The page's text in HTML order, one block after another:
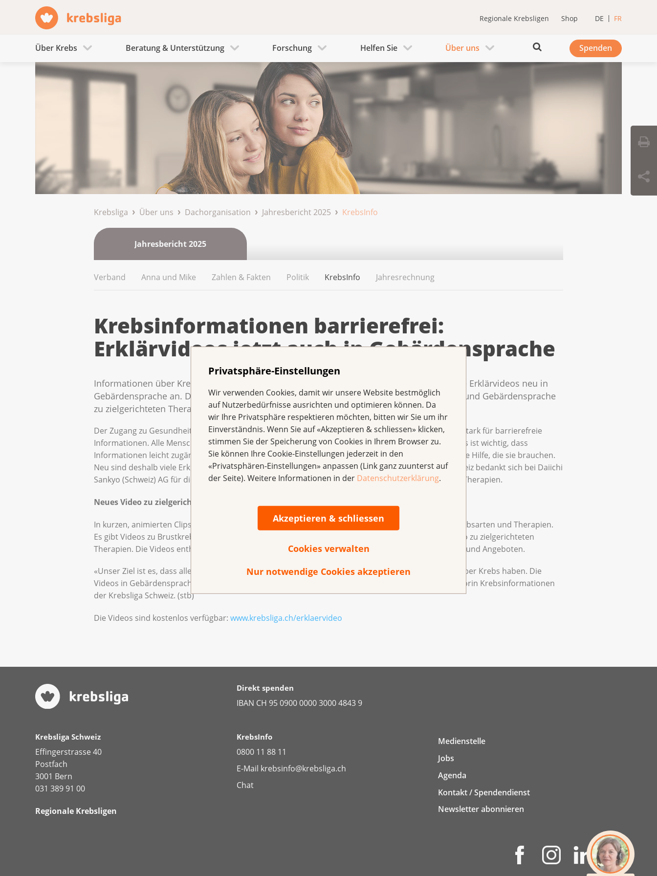
Privatsphäre-Einstellungen
Wir verwenden Cookies, damit wir unsere Website bestmöglich
auf Nutzerbedürfnisse ausrichten und optimieren können. Da
wir Ihre Privatsphäre respektieren möchten, bitten wir Sie um ihr
Einverständnis. Wenn Sie auf «Akzeptieren & schliessen» klicken,
stimmen Sie der Speicherung von Cookies in Ihrem Browser zu.
Sie können Ihre Cookie-Einstellungen jederzeit in den
«Privatsphären-Einstellungen» anpassen (Link ganz zuunterst auf
der Seite). Weitere Informationen in der Datenschutzerklärung.
Akzeptieren & schliessen
Cookies verwalten
Nur notwendige Cookies akzeptieren
Regionale Krebsligen Shop DE FR
Über Krebs Beratung & Unterstützung Forschung Helfen Sie Über uns Spenden
Krebsliga Über uns Dachorganisation Jahresbericht 2025 KrebsInfo
Jahresbericht 2025
Verband Anna und Mike Zahlen & Fakten Politik KrebsInfo Jahresrechnung
Krebsinformationen barrierefrei:
Erklärvideos jetzt auch in Gebärdensprache
Informationen über Krebs sollten für alle zugänglich sein. Deshalb bietet die Krebsliga ihre Erklärvideos neu in
Gebärdensprache an. Das neuste Video in dieser Reihe enthält Infos in einfacher Sprache und Gebärdensprache
zu zielgerichteten Therapien.
Der Zugang zu Gesundheitsinformationen sollte kein Privileg sein. Deshalb macht sich die Krebsliga stark für barrierefreie
Informationen. Alle Menschen sollen die gleichen Chancen haben, auch rund um das Thema Krebs. Es ist wichtig, dass
Informationen leicht zugänglich und verständlich sind. So bekommen Betroffene und ihre Familien die Hilfe, die sie brauchen.
Neu sind deshalb viele Erklärvideos der Krebsliga in Gebärdensprache verfügbar. Die Krebsliga Schweiz bedankt sich bei Daiichi
Sankyo (Schweiz) AG für die freundliche Unterstützung der Produktion des Videos zu zielgerichteten Therapien.
Neues Video zu zielgerichteten Therapien
In kurzen, animierten Clips vermittelt die Krebsliga leicht verständliches Wissen zu verschiedenen Krebsarten und Therapien.
Es gibt Videos zu Brustkrebs, Darmkrebs, Lungenkrebs und Prostatakrebs. Neu gibt es auch ein Video zu zielgerichteten
Therapien. Die Videos enthalten Informationen zur Krankheit, zu Behandlungen, zu Nebenwirkungen und Angeboten.
«Unser Ziel ist es, dass alle Menschen in der Schweiz einen barrierefreien Zugang zu Informationen über Krebs haben. Die
Videos in Gebärdensprache sind ein wichtiger Schritt in diese Richtung», sagt Natalia Kündig, Redaktorin Krebsinformationen
der Krebsliga Schweiz. (stb)
Die Videos sind kostenlos verfügbar: www.krebsliga.ch/erklaervideo
Direkt spenden
IBAN CH 95 0900 0000 3000 4843 9
Krebsliga Schweiz
Effingerstrasse 40
Postfach
3001 Bern
031 389 91 00
Regionale Krebsligen
KrebsInfo
0800 11 88 11
E-Mail krebsinfo@krebsliga.ch
Chat
Medienstelle
Jobs
Agenda
Kontakt / Spendendienst
Newsletter abonnieren